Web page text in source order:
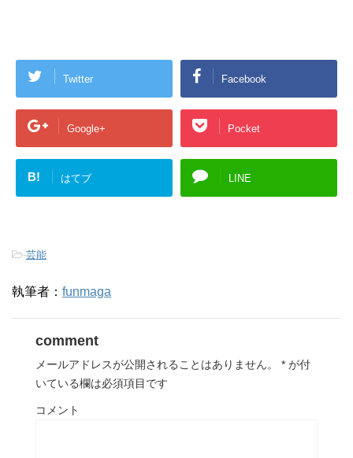
Twitter Facebook
Google+ Pocket
B! はてブ LINE
-芸能
執筆者： funmaga
comment
メールアドレスが公開されることはありません。 * が付
いている欄は必須項目です
コメント